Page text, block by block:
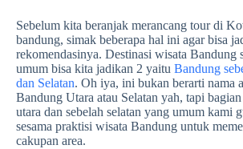
Sebelum kita beranjak merancang tour di
bandung, simak beberapa hal ini agar bisa
rekomendasinya. Destinasi wisata Bandung
umum bisa kita jadikan 2 yaitu Bandung
dan Selatan. Oh iya, ini bukan berarti nama
Bandung Utara atau Selatan yah, tapi bagian
utara dan sebelah selatan yang umum kami
sesama praktisi wisata Bandung untuk
cakupan area.